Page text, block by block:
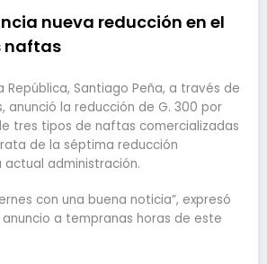
nueva reducción en el
naftas
República, Santiago Peña, a través de
anunció la reducción de G. 300 por
tres tipos de naftas comercializadas
de la séptima reducción
administración.
con una buena noticia”, expresó
a tempranas horas de este